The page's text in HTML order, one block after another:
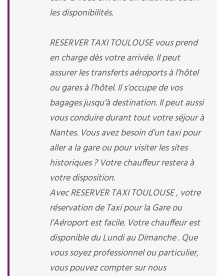
les disponibilités.
RESERVER TAXI TOULOUSE vous prend
en charge dès votre arrivée. Il peut
assurer les transferts aéroports à l’hôtel
ou gares à l’hôtel. Il s’occupe de vos
bagages jusqu’à destination. Il peut aussi
vous conduire durant tout votre séjour à
Nantes. Vous avez besoin d’un taxi pour
aller a la gare ou pour visiter les sites
historiques ? Votre chauffeur restera à
votre disposition.
Avec RESERVER TAXI TOULOUSE , votre
réservation de Taxi pour la Gare ou
l’Aéroport est facile. Votre chauffeur est
disponible du Lundi au Dimanche . Que
vous soyez professionnel ou particulier,
vous pouvez compter sur nous